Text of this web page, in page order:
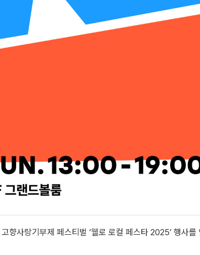
향사랑기부제 페스티벌 ‘웰로 로컬 페스타 2025’ 행사를